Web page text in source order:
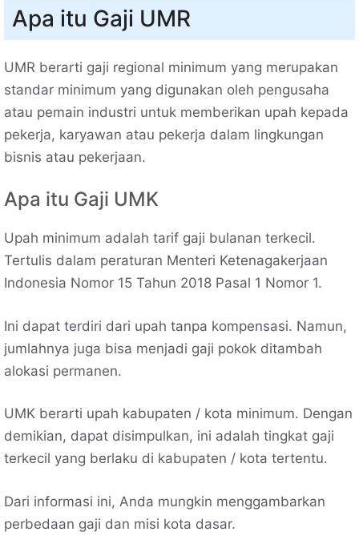
Apa itu Gaji UMR
UMR berarti gaji regional minimum yang merupakan
standar minimum yang digunakan oleh pengusaha
atau pemain industri untuk memberikan upah kepada
pekerja, karyawan atau pekerja dalam lingkungan
bisnis atau pekerjaan.
Apa itu Gaji UMK
Upah minimum adalah tarif gaji bulanan terkecil.
Tertulis dalam peraturan Menteri Ketenagakerjaan
Indonesia Nomor 15 Tahun 2018 Pasal 1 Nomor 1.
Ini dapat terdiri dari upah tanpa kompensasi. Namun,
jumlahnya juga bisa menjadi gaji pokok ditambah
alokasi permanen.
UMK berarti upah kabupaten / kota minimum. Dengan
demikian, dapat disimpulkan, ini adalah tingkat gaji
terkecil yang berlaku di kabupaten / kota tertentu.
Dari informasi ini, Anda mungkin menggambarkan
perbedaan gaji dan misi kota dasar.